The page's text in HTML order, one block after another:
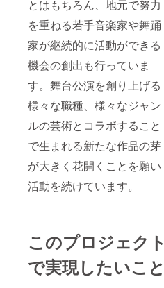
とはもちろん、地元で努力
を重ねる若手音楽家や舞踊
家が継続的に活動ができる
機会の創出も行っていま
す。舞台公演を創り上げる
様々な職種、様々なジャン
ルの芸術とコラボすること
で生まれる新たな作品の芽
が大きく花開くことを願い
活動を続けています。
このプロジェクト
で実現したいこと